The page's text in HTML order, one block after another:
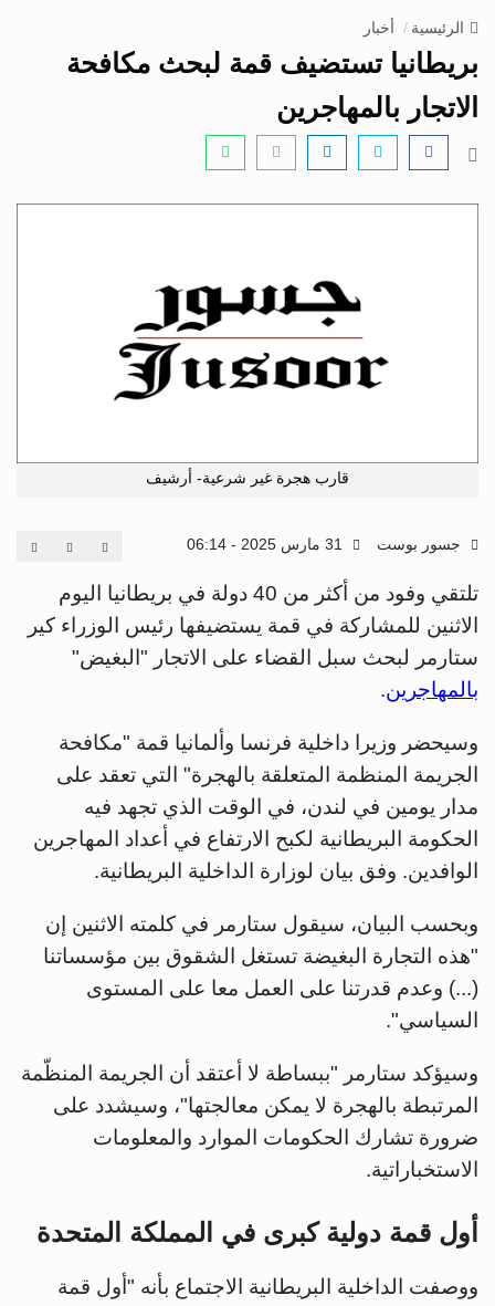
g
a
n
الرئيسية أخبار
بريطانيا تستضيف قمة لبحث مكافحة
الاتجار بالمهاجرين
قارب هجرة غير شرعية- أرشيف
جسور بوست
تلتقي وفود من أكثر من 40 دولة في بريطانيا اليوم
الاثنين للمشاركة في قمة يستضيفها رئيس الوزراء كير
ستارمر لبحث سبل القضاء على الاتجار "البغيض"
بالمهاجرين.
وسيحضر وزيرا داخلية فرنسا وألمانيا قمة "مكافحة
الجريمة المنظمة المتعلقة بالهجرة" التي تعقد على
مدار يومين في لندن، في الوقت الذي تجهد فيه
الحكومة البريطانية لكبح الارتفاع في أعداد المهاجرين
الوافدين. وفق بيان لوزارة الداخلية البريطانية.
وبحسب البيان، سيقول ستارمر في كلمته الاثنين إن
"هذه التجارة البغيضة تستغل الشقوق بين مؤسساتنا
(...) وعدم قدرتنا على العمل معا على المستوى
السياسي".
وسيؤكد ستارمر "ببساطة لا أعتقد أن الجريمة المنظّمة
المرتبطة بالهجرة لا يمكن معالجتها"، وسيشدد على
ضرورة تشارك الحكومات الموارد والمعلومات
الاستخباراتية.
أول قمة دولية كبرى في المملكة المتحدة
ووصفت الداخلية البريطانية الاجتماع بأنه "أول قمة